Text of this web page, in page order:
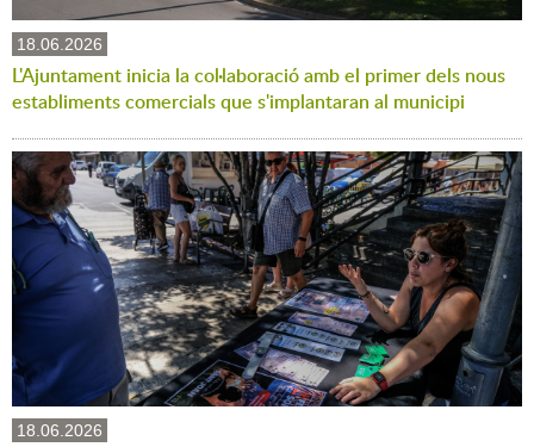
18.06.2026
L'Ajuntament inicia la col·laboració amb el primer dels nous
establiments comercials que s'implantaran al municipi
18.06.2026